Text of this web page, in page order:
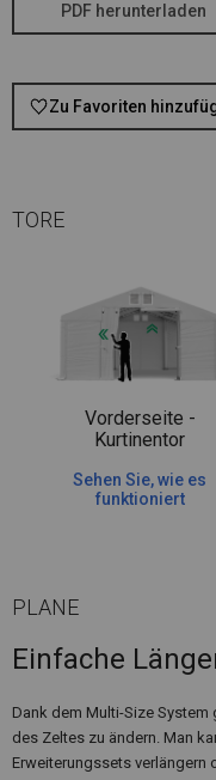
PDF herunterladen
Zu Favoriten
TORE
Vorderseite -
Kurtinentor
Sehen Sie, wie es
funktioniert
PLANE
Einfache
Dank dem Multi-Size
des Zeltes zu ändern. Man
Erweiterungssets